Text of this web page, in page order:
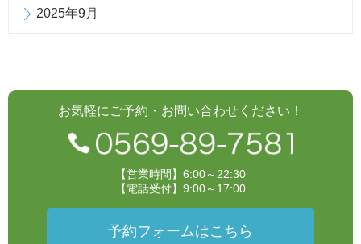
2025年9月
お気軽にご予約・お問い合わせください！
【営業時間】6:00～22:30
【電話受付】9:00～17:00
予約フォームはこちら